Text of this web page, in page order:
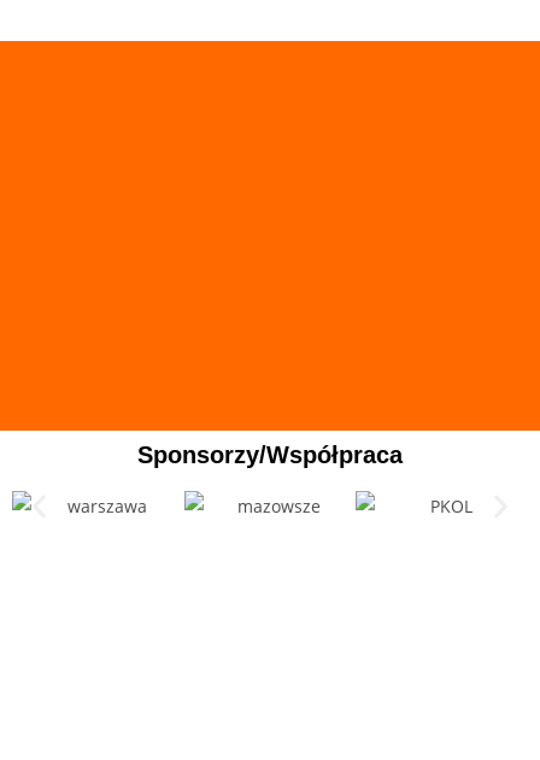
Sponsorzy/Współpraca